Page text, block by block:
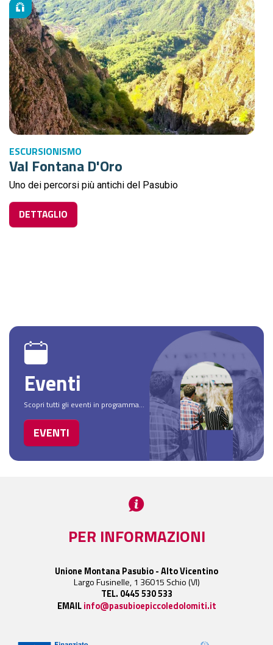
ESCURSIONISMO
Val Fontana D'Oro
Uno dei percorsi più antichi del Pasubio
DETTAGLIO
Eventi
Scopri tutti gli eventi in programma...
EVENTI
PER INFORMAZIONI
Unione Montana Pasubio - Alto Vicentino
Largo Fusinelle, 1 36015 Schio (VI)
TEL. 0445 530 533
EMAILinfo@pasubioepiccoledolomiti.it